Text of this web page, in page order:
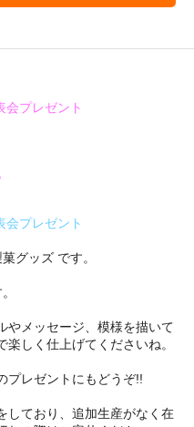
会プレゼント
会プレゼント
グッズ です。
メッセージ、模様を描いて
しく仕上げてくださいね。
プレゼントにもどうぞ!!
しており、追加生産がなく在